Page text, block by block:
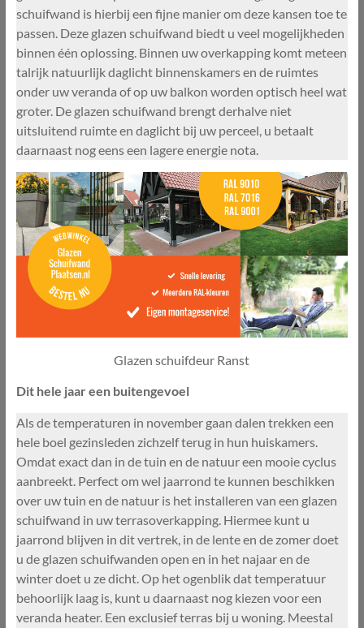
schuifwand is hierbij een fijne manier om deze kansen toe te
passen. Deze glazen schuifwand biedt u veel mogelijkheden
binnen één oplossing. Binnen uw overkapping komt meteen
talrijk natuurlijk daglicht binnenskamers en de ruimtes
onder uw veranda of op uw balkon worden optisch heel wat
groter. De glazen schuifwand brengt derhalve niet
uitsluitend ruimte en daglicht bij uw perceel, u betaalt
daarnaast nog eens een lagere energie nota.
Glazen schuifdeur Ranst
Dit hele jaar een buitengevoel
Als de temperaturen in november gaan dalen trekken een
hele boel gezinsleden zichzelf terug in hun huiskamers.
Omdat exact dan in de tuin en de natuur een mooie cyclus
aanbreekt. Perfect om wel jaarrond te kunnen beschikken
over uw tuin en de natuur is het installeren van een glazen
schuifwand in uw terrasoverkapping. Hiermee kunt u
jaarrond blijven in dit vertrek, in de lente en de zomer doet
u de glazen schuifwanden open en in het najaar en de
winter doet u ze dicht. Op het ogenblik dat temperatuur
behoorlijk laag is, kunt u daarnaast nog kiezen voor een
veranda heater. Een exclusief terras bij u woning. Meestal